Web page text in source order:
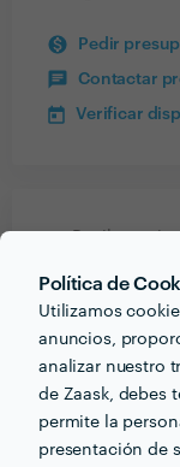
Política de
Utilizamos
anuncios,
analizar nuestro
de Zaask, debes
permite la
presentación de
Pedir
Contactar
Verificar
Otros servicios